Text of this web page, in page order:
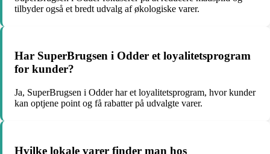
tilbyder også et bredt udvalg af økologiske varer.
Har SuperBrugsen i Odder et loyalitetsprogram
for kunder?
Ja, SuperBrugsen i Odder har et loyalitetsprogram, hvor kunder
kan optjene point og få rabatter på udvalgte varer.
Hvilke lokale varer finder man hos